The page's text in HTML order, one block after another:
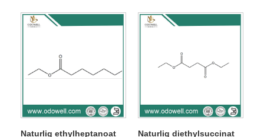
Naturlig ethylheptanoat Naturlig diethylsuccinat